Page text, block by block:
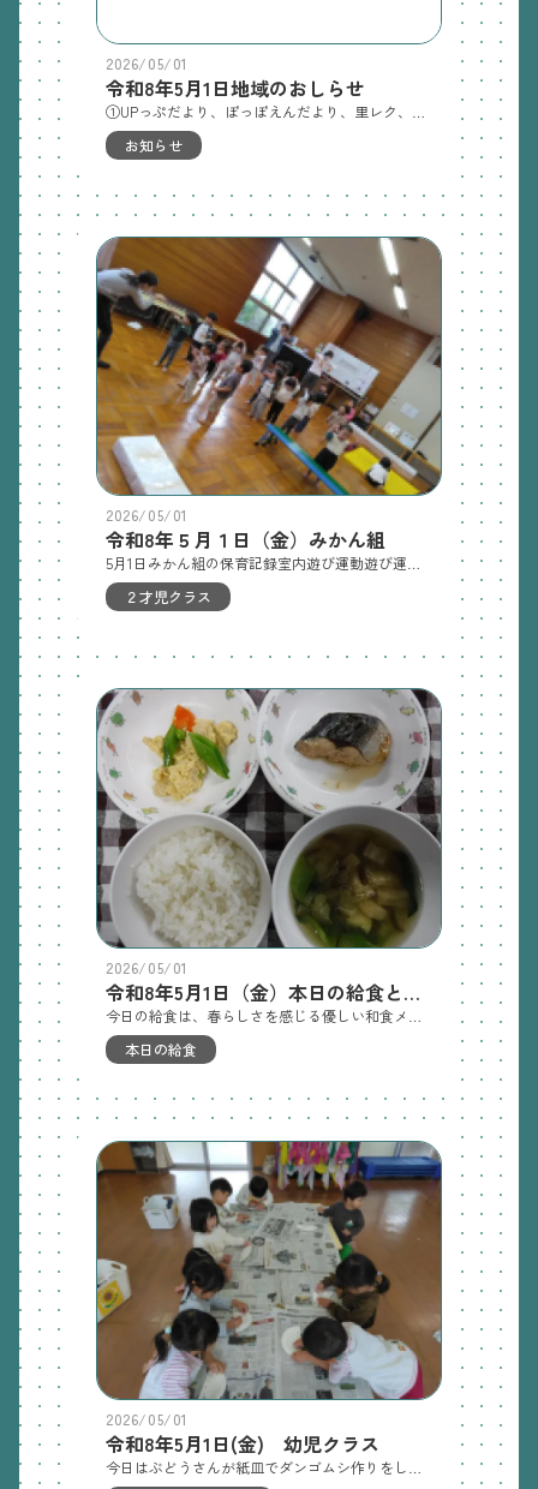
2026/05/01
令和8年5月1日地域のおしらせ
お知らせ
2026/05/01
令和8年５月１日（金）みかん組
２才児クラス
2026/05/01
令和8年5月1日（金）本日の給食とおやつ
本日の給食
2026/05/01
令和8年5月1日(金) 幼児クラス